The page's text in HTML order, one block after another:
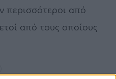
περισσότεροι από
από τους οποίους